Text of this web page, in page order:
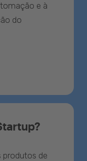
e à
do
produtos de